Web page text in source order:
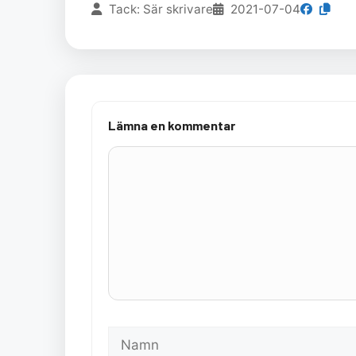
Tack: Sär skrivare 2021-07-04
Lämna en kommentar
Kommentar